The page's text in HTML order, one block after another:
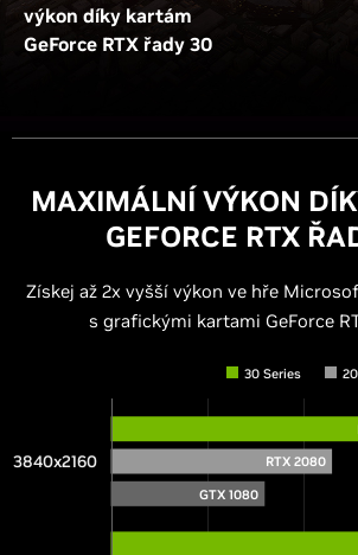
výkon díky kartám
GeForce RTX řady 30
MAXIMÁLNÍ VÝKON
GEFORCE RTX
Získej až 2x vyšší výkon ve hře
s grafickými kartami GeForce
30 Series
RTX 2080
GTX 1080
3840x2160